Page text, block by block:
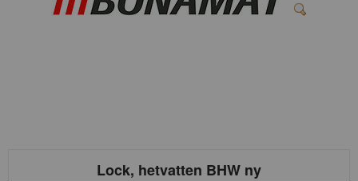
Lock, hetvatten BHW ny